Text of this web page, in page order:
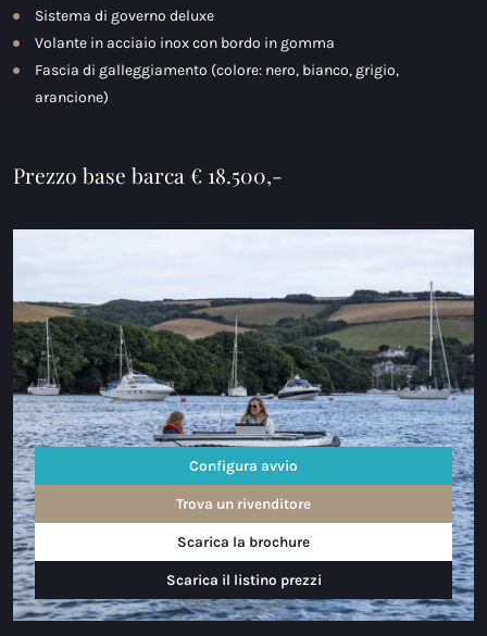
Sistema di governo deluxe
Volante in acciaio inox con bordo in gomma
Fascia di galleggiamento (colore: nero, bianco, grigio,
arancione)
Prezzo base barca € 18.500,-
Configura avvio
Trova un rivenditore
Scarica la brochure
Scarica il listino prezzi